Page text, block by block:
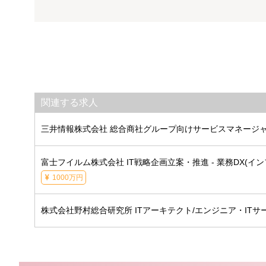
関連する求人
三井情報株式会社 総合商社グループ向けサービスマネージ
富士フイルム株式会社 IT戦略企画立案・推進 - 業務DX(イン
1000万円
株式会社野村総合研究所 ITアーキテクト/エンジニア・ITサ